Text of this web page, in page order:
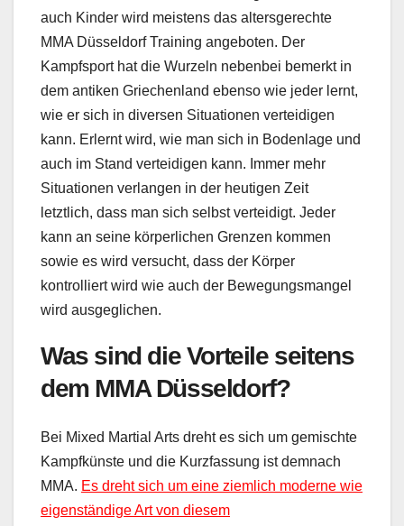
auch Kinder wird meistens das altersgerechte
MMA Düsseldorf Training angeboten. Der
Kampfsport hat die Wurzeln nebenbei bemerkt in
dem antiken Griechenland ebenso wie jeder lernt,
wie er sich in diversen Situationen verteidigen
kann. Erlernt wird, wie man sich in Bodenlage und
auch im Stand verteidigen kann. Immer mehr
Situationen verlangen in der heutigen Zeit
letztlich, dass man sich selbst verteidigt. Jeder
kann an seine körperlichen Grenzen kommen
sowie es wird versucht, dass der Körper
kontrolliert wird wie auch der Bewegungsmangel
wird ausgeglichen.
Was sind die Vorteile seitens
dem MMA Düsseldorf?
Bei Mixed Martial Arts dreht es sich um gemischte
Kampfkünste und die Kurzfassung ist demnach
MMA. Es dreht sich um eine ziemlich moderne wie
eigenständige Art von diesem